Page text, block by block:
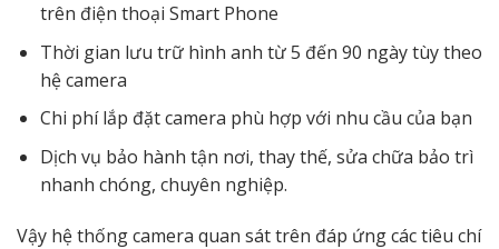
trên điện thoại Smart Phone
Thời gian lưu trữ hình anh từ 5 đến 90 ngày tùy theo
hệ camera
Chi phí lắp đặt camera phù hợp với nhu cầu của bạn
Dịch vụ bảo hành tận nơi, thay thế, sửa chữa bảo trì
nhanh chóng, chuyên nghiệp.
Vậy hệ thống camera quan sát trên đáp ứng các tiêu chí